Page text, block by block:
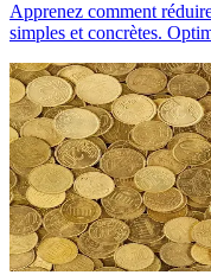
Apprenez comment
simples et concrètes.